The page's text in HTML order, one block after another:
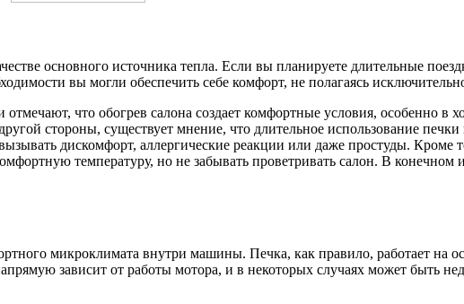
основного источника тепла. Если вы планируете длительные
вы могли обеспечить себе комфорт, не полагаясь
что обогрев салона создает комфортные условия, особенно в
стороны, существует мнение, что длительное использование
дискомфорт, аллергические реакции или даже простуды. Кроме
температуру, но не забывать проветривать салон. В конечном
микроклимата внутри машины. Печка, как правило, работает на
зависит от работы мотора, и в некоторых случаях может быть